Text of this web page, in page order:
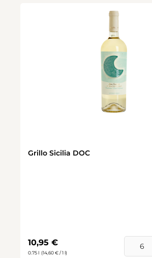
Grillo Sicilia DOC
Regulärer Preis:
10,95 €
0.75 l (14,60 € / 1 l)